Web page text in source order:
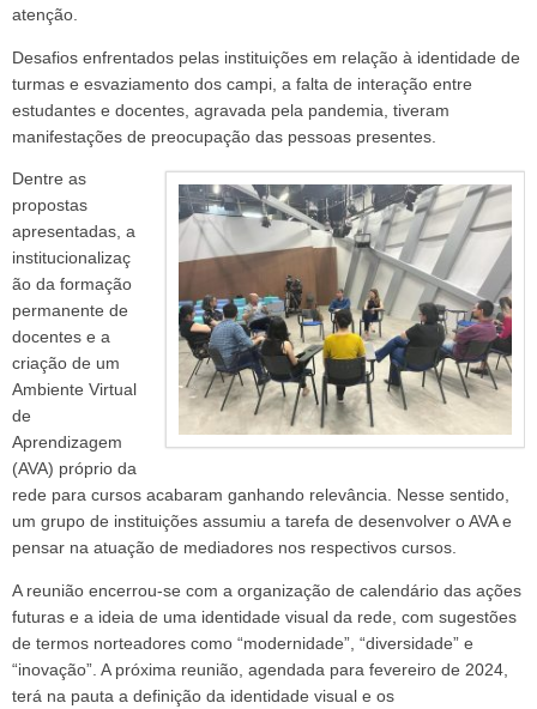
atenção.
Desafios enfrentados pelas instituições em relação à identidade de
turmas e esvaziamento dos campi, a falta de interação entre
estudantes e docentes, agravada pela pandemia, tiveram
manifestações de preocupação das pessoas presentes.
Dentre as
propostas
apresentadas, a
institucionalizaç
ão da formação
permanente de
docentes e a
criação de um
Ambiente Virtual
de
Aprendizagem
(AVA) próprio da
rede para cursos acabaram ganhando relevância. Nesse sentido,
um grupo de instituições assumiu a tarefa de desenvolver o AVA e
pensar na atuação de mediadores nos respectivos cursos.
A reunião encerrou-se com a organização de calendário das ações
futuras e a ideia de uma identidade visual da rede, com sugestões
de termos norteadores como “modernidade”, “diversidade” e
“inovação”. A próxima reunião, agendada para fevereiro de 2024,
terá na pauta a definição da identidade visual e os